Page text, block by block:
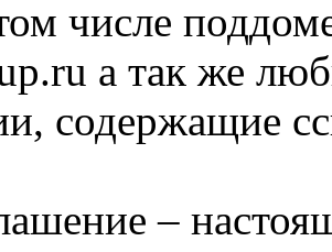
числе
а так же
содержащие
–